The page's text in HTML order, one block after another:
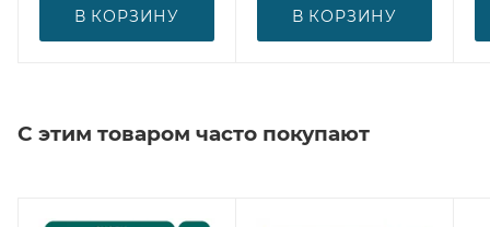
В КОРЗИНУ В КОРЗИНУ
С этим товаром часто покупают